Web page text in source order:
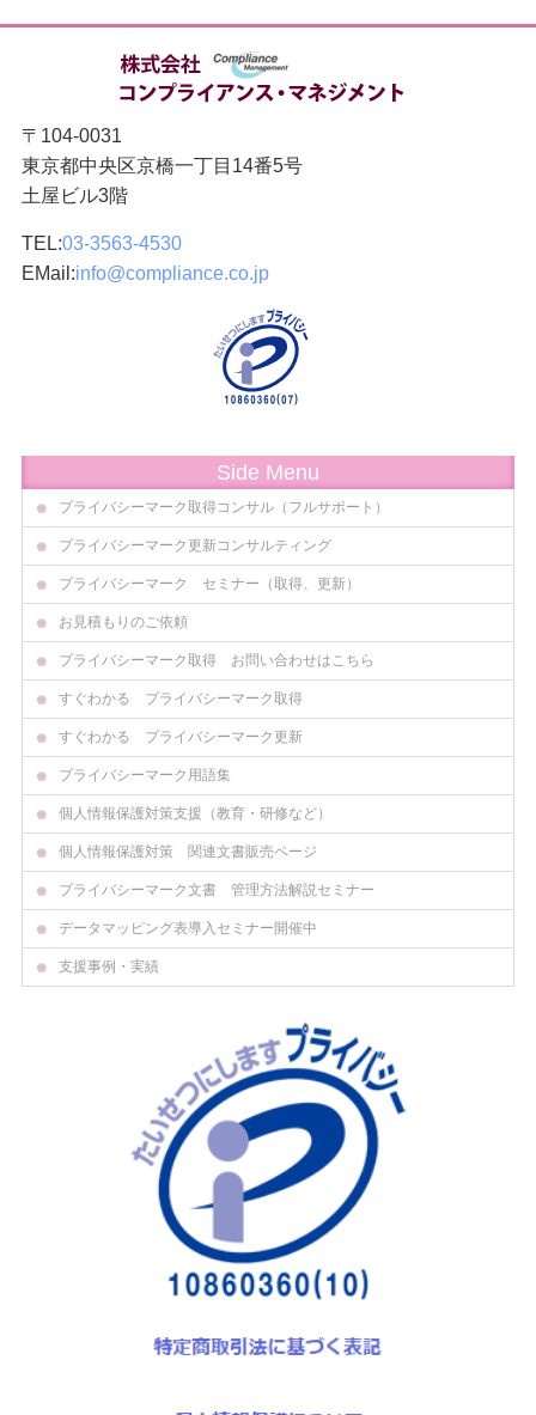
〒104-0031
東京都中央区京橋一丁目14番5号
土屋ビル3階
TEL:03-3563-4530
EMail:info@compliance.co.jp
Side Menu
プライバシーマーク取得コンサル（フルサポート）
プライバシーマーク更新コンサルティング
プライバシーマーク セミナー（取得、更新）
お見積もりのご依頼
プライバシーマーク取得 お問い合わせはこちら
すぐわかる プライバシーマーク取得
すぐわかる プライバシーマーク更新
プライバシーマーク用語集
個人情報保護対策支援（教育・研修など）
個人情報保護対策 関連文書販売ページ
プライバシーマーク文書 管理方法解説セミナー
データマッピング表導入セミナー開催中
支援事例・実績